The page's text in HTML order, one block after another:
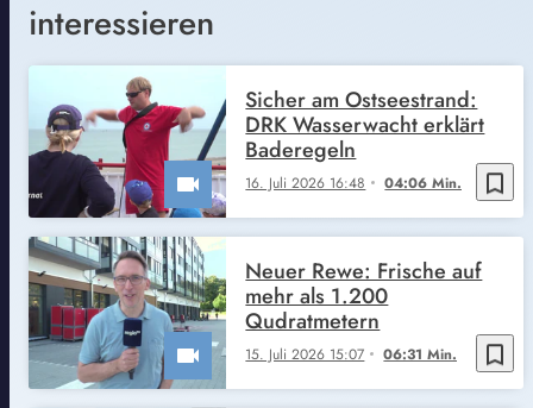
interessieren
bookmark_border
16. Juli 2026 16:48 04:06 Min.
Sicher am Ostseestrand:
DRK Wasserwacht erklärt
Baderegeln
bookmark_border
15. Juli 2026 15:07 06:31 Min.
Neuer Rewe: Frische auf
mehr als 1.200
Qudratmetern